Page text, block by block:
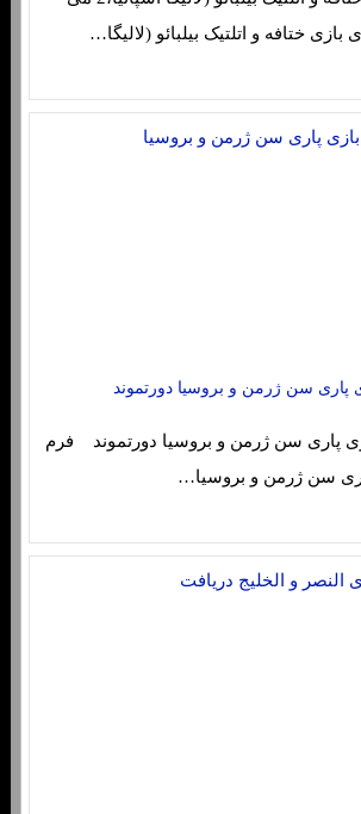
پاری سن ژرمن و بروسیا دورتموند
پاری سن ژرمن و بروسیا دورتموند فرم
سن ژرمن و بروسیا…